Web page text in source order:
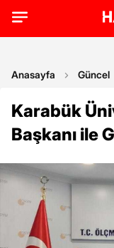
Anasayfa Güncel
Karabük
Başkanı ile